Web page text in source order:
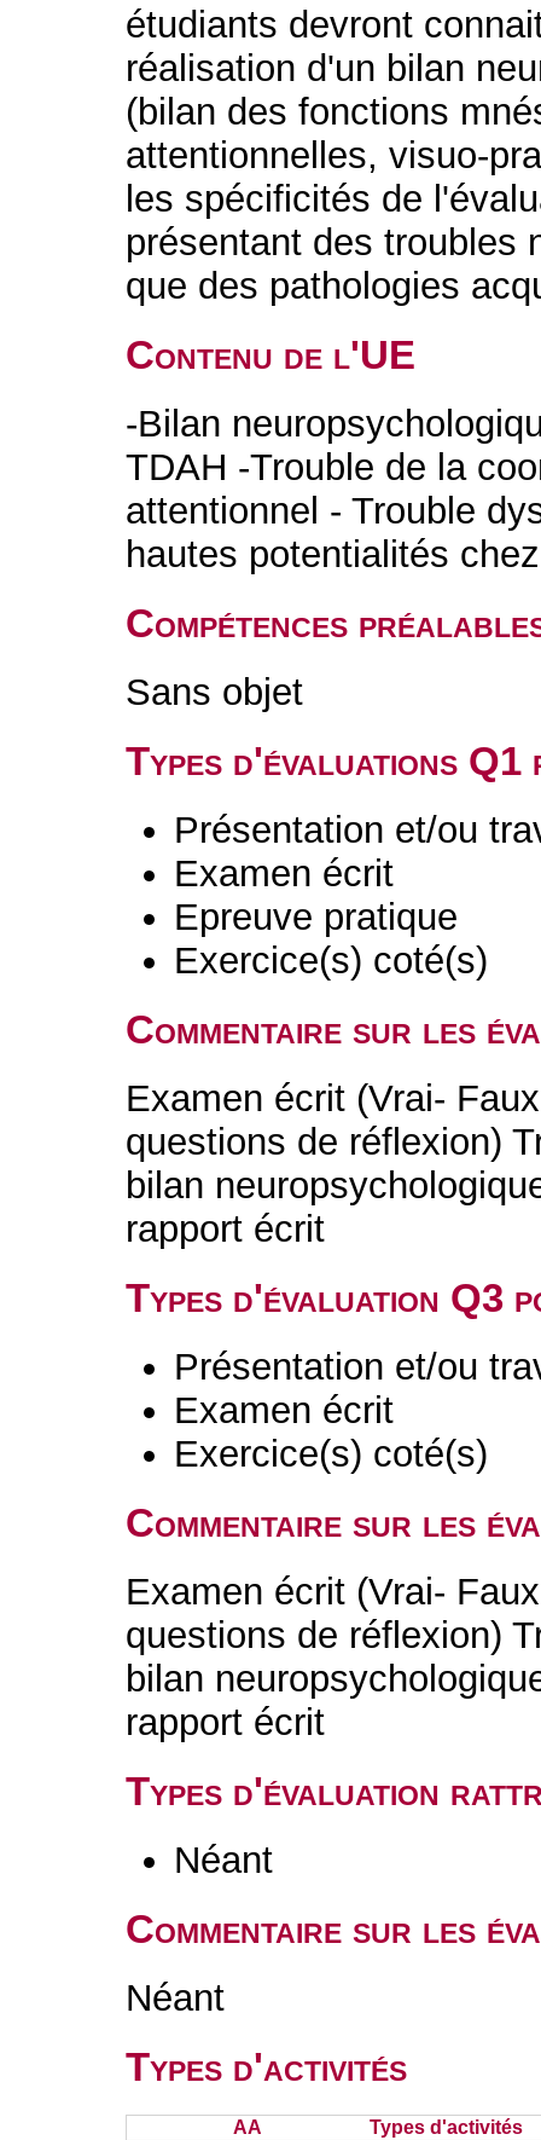
étudiants devront
réalisation d'un bilan
(bilan des fonctions
attentionnelles, visuo-
les spécificités de
présentant des troubles
que des pathologies
Contenu de l'UE
-Bilan
TDAH -Trouble de la
attentionnel - Trouble
hautes potentialités
Compétences
Sans objet
Types d'évaluations
Présentation et/ou
Examen écrit
Epreuve pratique
Exercice(s) coté(s)
Commentaire sur les
Examen écrit (Vrai-
questions de réflexion)
bilan
rapport écrit
Types d'évaluation Q3
Présentation et/ou
Examen écrit
Exercice(s) coté(s)
Commentaire sur les
Examen écrit (Vrai-
questions de réflexion)
bilan
rapport écrit
Types d'évaluation
Néant
Commentaire sur les
Néant
Types d'activités
AA Types d'activités